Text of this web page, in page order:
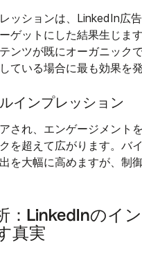
ッションは、LinkedIn広
ゲットにした結果生じま
ンツが既にオーガニック
ている場合に最も効果を発
インプレッション
され、エンゲージメント
を超えて広がります。バ
を大幅に高めますが、制
：LinkedInのイ
真実